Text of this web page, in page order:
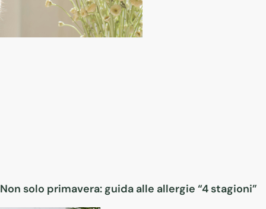
Non solo primavera: guida alle allergie “4 stagioni”